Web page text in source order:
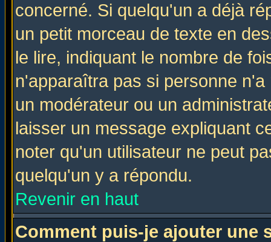
concerné. Si quelqu'un a déjà
un petit morceau de texte en
le lire, indiquant le nombre de
n'apparaîtra pas si personne
un modérateur ou un
laisser un message expliquant
noter qu'un utilisateur ne peut
quelqu'un y a répondu.
Revenir en haut
Comment puis-je ajouter une